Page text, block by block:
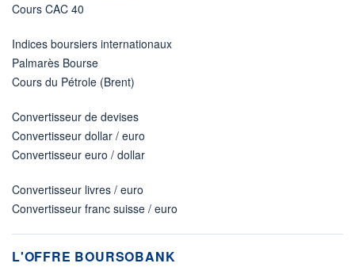
Cours CAC 40
Indices boursiers internationaux
Palmarès Bourse
Cours du Pétrole (Brent)
Convertisseur de devises
Convertisseur dollar / euro
Convertisseur euro / dollar
Convertisseur livres / euro
Convertisseur franc suisse / euro
L'OFFRE BOURSOBANK